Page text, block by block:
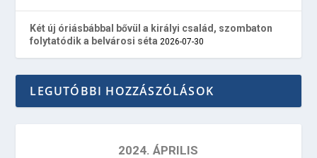
Két új óriásbábbal bővül a királyi család, szombaton
folytatódik a belvárosi séta 2026-07-30
LEGUTÓBBI HOZZÁSZÓLÁSOK
2024. ÁPRILIS